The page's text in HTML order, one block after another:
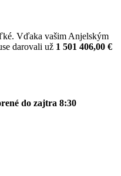
Vďaka vašim Anjelským
darovali už 1 501 406,00 €
do zajtra 8:30